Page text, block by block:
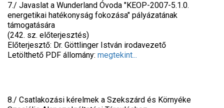
7./ Javaslat a Wunderland Óvoda "KEOP-2007-5.1.0.
energetikai hatékonyság fokozása" pályázatának
támogatására
(242. sz. előterjesztés)
Előterjesztő: Dr. Göttlinger István irodavezető
Letölthető PDF állomány: megtekint...
8./ Csatlakozási kérelmek a Szekszárd és Környéke